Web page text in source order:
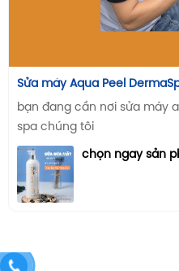
Sửa máy Aqua Peel
bạn đang cần nơi sửa máy
spa chúng tôi
chọn ngay sản